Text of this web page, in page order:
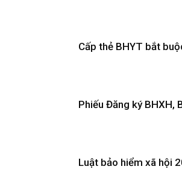
Cấp thẻ BHYT bắt
Phiếu Đăng ký BHXH,
Luật bảo hiểm xã hội